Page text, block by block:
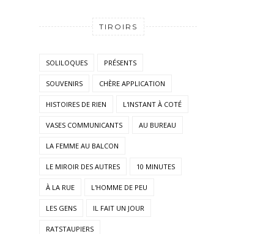
TIROIRS
SOLILOQUES PRÉSENTS
SOUVENIRS CHÈRE APPLICATION
HISTOIRES DE RIEN L'INSTANT À COTÉ
VASES COMMUNICANTS AU BUREAU
LA FEMME AU BALCON
LE MIROIR DES AUTRES 10 MINUTES
À LA RUE L'HOMME DE PEU
LES GENS IL FAIT UN JOUR
RATSTAUPIERS